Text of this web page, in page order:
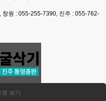
원 : 055-255-7390, 진주 : 055-762-
보기